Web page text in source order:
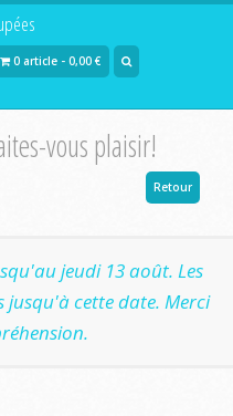
0 article - 0,00 €
vous plaisir!
Retour
jeudi 13 août. Les
jusqu'à cette date. Merci